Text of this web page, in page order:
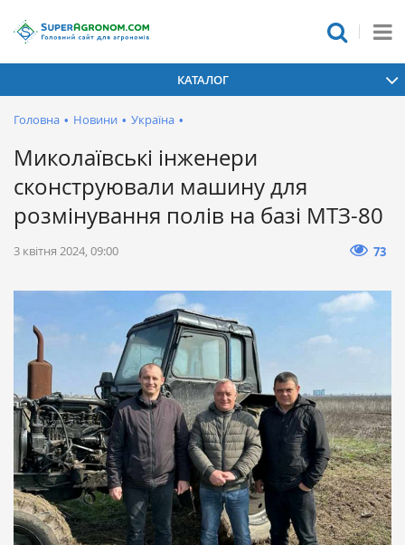
КАТАЛОГ
Головна • Новини • Україна •
Миколаївські інженери
сконструювали машину для
розмінування полів на базі МТЗ-80
3 квітня 2024, 09:00 73